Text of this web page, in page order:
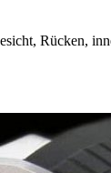
Rücken,